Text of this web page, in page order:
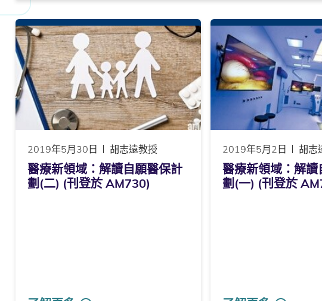
2019年5月30日 胡志遠教授
醫療新領域：解讀自願醫保計
劃(二) (刊登於 AM730)
2019年5月2日 胡志
醫療新領域：解讀
劃(一) (刊登於